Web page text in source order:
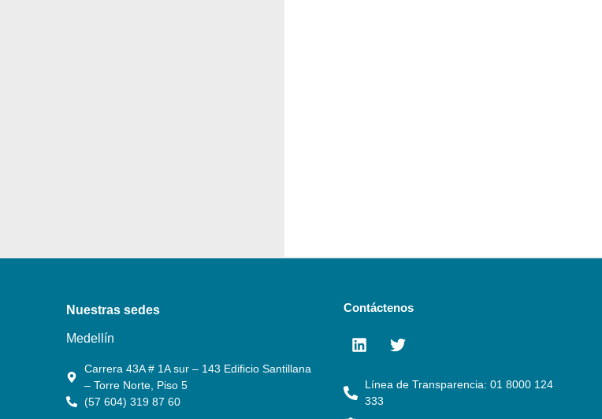
Nuestras sedes
Medellín
Carrera 43A # 1A sur – 143 Edificio Santillana
– Torre Norte, Piso 5
(57 604) 319 87 60
Contáctenos
Línea de Transparencia: 01 8000 124
333